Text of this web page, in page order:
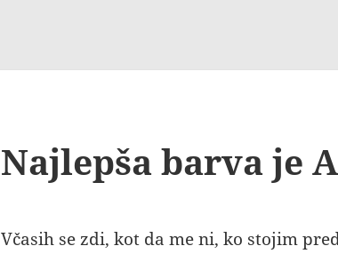
Najlepša barva je
Včasih se zdi, kot da me ni, ko stojim